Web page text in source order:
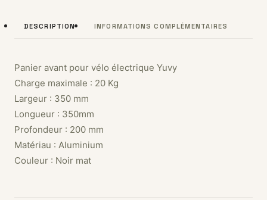
DESCRIPTION INFORMATIONS COMPLÉMENTAIRES
Panier avant pour vélo électrique Yuvy
Charge maximale : 20 Kg
Largeur : 350 mm
Longueur : 350mm
Profondeur : 200 mm
Matériau : Aluminium
Couleur : Noir mat